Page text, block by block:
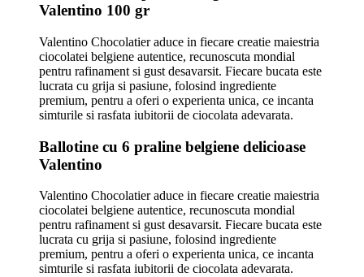
Valentino 100 gr
Valentino Chocolatier aduce in fiecare creatie maiestria
ciocolatei belgiene autentice, recunoscuta mondial
pentru rafinament si gust desavarsit. Fiecare bucata este
lucrata cu grija si pasiune, folosind ingrediente
premium, pentru a oferi o experienta unica, ce incanta
simturile si rasfata iubitorii de ciocolata adevarata.
Ballotine cu 6 praline belgiene delicioase
Valentino
Valentino Chocolatier aduce in fiecare creatie maiestria
ciocolatei belgiene autentice, recunoscuta mondial
pentru rafinament si gust desavarsit. Fiecare bucata este
lucrata cu grija si pasiune, folosind ingrediente
premium, pentru a oferi o experienta unica, ce incanta
simturile si rasfata iubitorii de ciocolata adevarata.